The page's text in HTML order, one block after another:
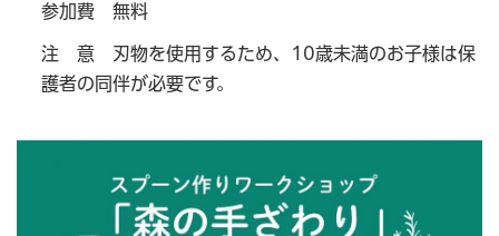
参加費 無料
注 意 刃物を使用するため、10歳未満のお子様は保
護者の同伴が必要です。